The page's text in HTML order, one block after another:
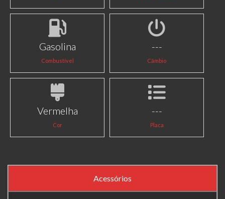
Gasolina
Combustível
---
Câmbio
Vermelha
Cor
---
Placa
Acessórios